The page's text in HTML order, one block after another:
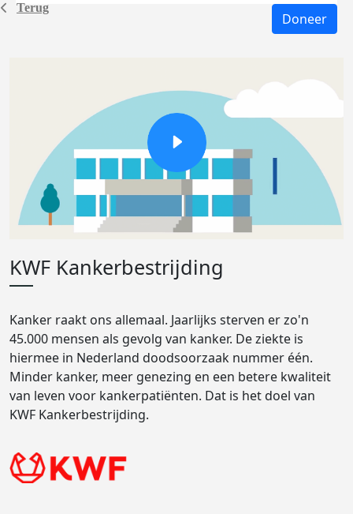
Terug
Doneer
KWF Kankerbestrijding
Kanker raakt ons allemaal. Jaarlijks sterven er zo'n
45.000 mensen als gevolg van kanker. De ziekte is
hiermee in Nederland doodsoorzaak nummer één.
Minder kanker, meer genezing en een betere kwaliteit
van leven voor kankerpatiënten. Dat is het doel van
KWF Kankerbestrijding.